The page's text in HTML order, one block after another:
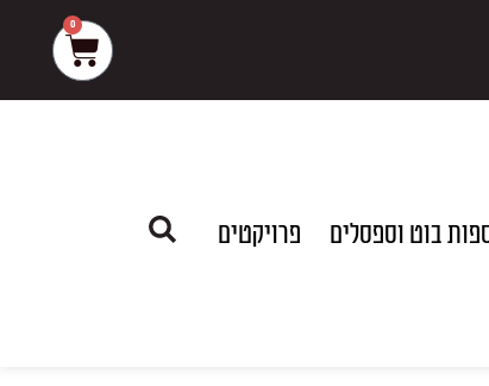
0
עגלת
קניות
בוט וספסלים פרויקטים